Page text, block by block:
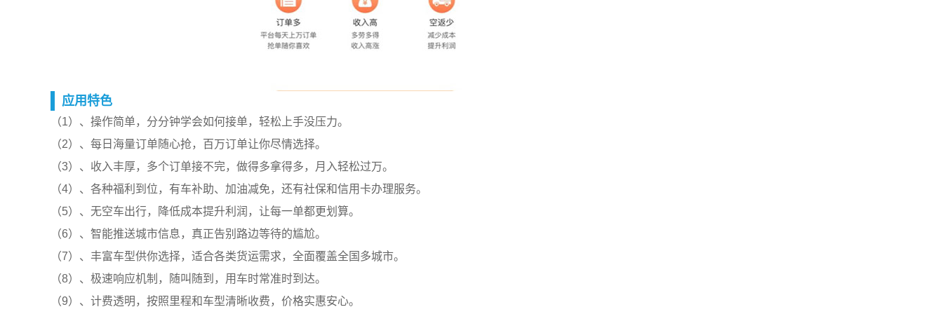
应用特色
（1）、操作简单，分分钟学会如何接单，轻松上手没压力。
（2）、每日海量订单随心抢，百万订单让你尽情选择。
（3）、收入丰厚，多个订单接不完，做得多拿得多，月入轻松过万。
（4）、各种福利到位，有车补助、加油减免，还有社保和信用卡办理服务。
（5）、无空车出行，降低成本提升利润，让每一单都更划算。
（6）、智能推送城市信息，真正告别路边等待的尴尬。
（7）、丰富车型供你选择，适合各类货运需求，全面覆盖全国多城市。
（8）、极速响应机制，随叫随到，用车时常准时到达。
（9）、计费透明，按照里程和车型清晰收费，价格实惠安心。